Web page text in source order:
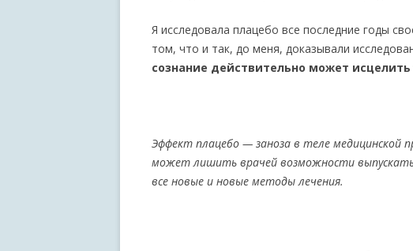
Я исследовала плацебо все последние годы
том, что и так, до меня, доказывали
сознание действительно может исцелить
Эффект плацебо — заноза в теле медицинской
может лишить врачей возможности
все новые и новые методы лечения.